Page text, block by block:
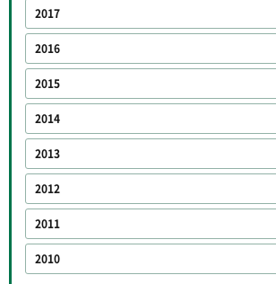
2017
2016
2015
2014
2013
2012
2011
2010